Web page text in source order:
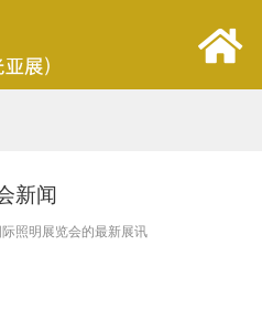
新闻
照明展览会的最新展讯